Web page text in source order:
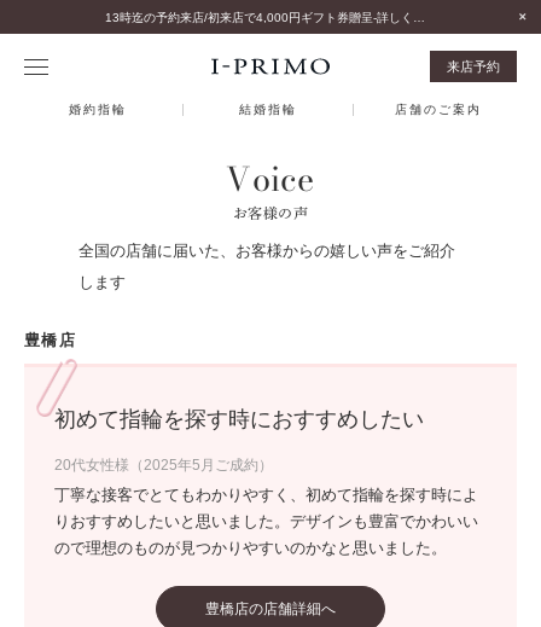
来店予約
婚約指輪 結婚指輪 店舗のご案内
Voice
お客様の声
全国の店舗に届いた、お客様からの嬉しい声をご紹介
します
豊橋店
初めて指輪を探す時におすすめしたい
20代女性様（2025年5月ご成約）
丁寧な接客でとてもわかりやすく、初めて指輪を探す時によ
りおすすめしたいと思いました。デザインも豊富でかわいい
ので理想のものが見つかりやすいのかなと思いました。
豊橋店の店舗詳細へ